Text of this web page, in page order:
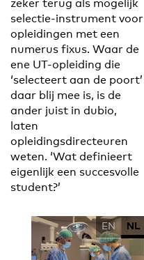
zeker terug als mogelijk
selectie-instrument voor
opleidingen met een
numerus fixus. Waar de
ene UT-opleiding die
‘selecteert aan de poort’
daar blij mee is, is de
ander juist in dubio,
laten
opleidingsdirecteuren
weten. ‘Wat definieert
eigenlijk een succesvolle
student?’
EN NL